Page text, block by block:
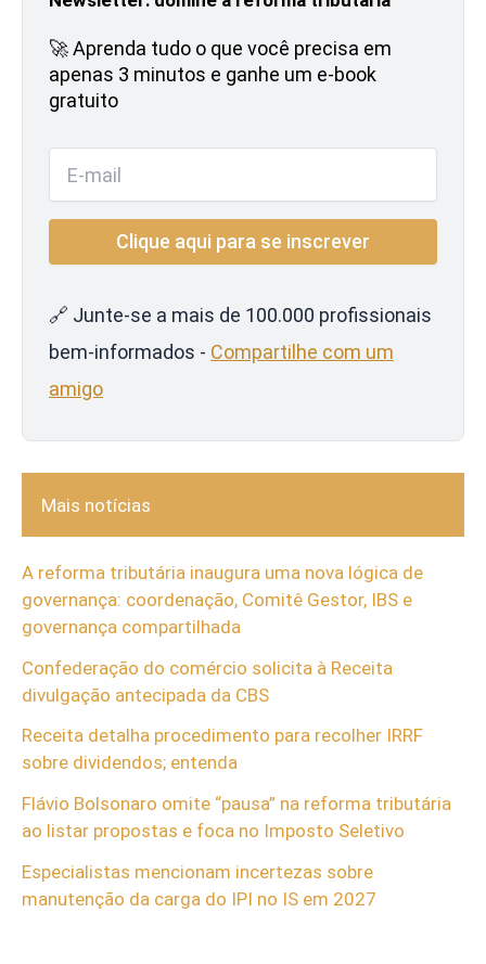
🚀 Aprenda tudo o que você precisa em
apenas 3 minutos e ganhe um e-book
gratuito
🔗 Junte-se a mais de 100.000 profissionais
bem-informados - Compartilhe com um
amigo
Mais notícias
A reforma tributária inaugura uma nova lógica de
governança: coordenação, Comitê Gestor, IBS e
governança compartilhada
Confederação do comércio solicita à Receita
divulgação antecipada da CBS
Receita detalha procedimento para recolher IRRF
sobre dividendos; entenda
Flávio Bolsonaro omite “pausa” na reforma tributária
ao listar propostas e foca no Imposto Seletivo
Especialistas mencionam incertezas sobre
manutenção da carga do IPI no IS em 2027